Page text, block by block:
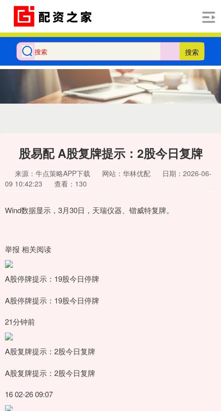
搜索
股易配 A股复牌提示：2股今日复牌
来源：牛点策略APP下载 网站：华林优配
日期：2026-06-
09 10:42:23
查看：130
Wind数据显示，3月30日，天瑞仪器、锴威特复牌。
举报 相关阅读
A股停牌提示：19股今日停牌
A股停牌提示：19股今日停牌
21分钟前
A股复牌提示：2股今日复牌
A股复牌提示：2股今日复牌
16 02-26 09:07